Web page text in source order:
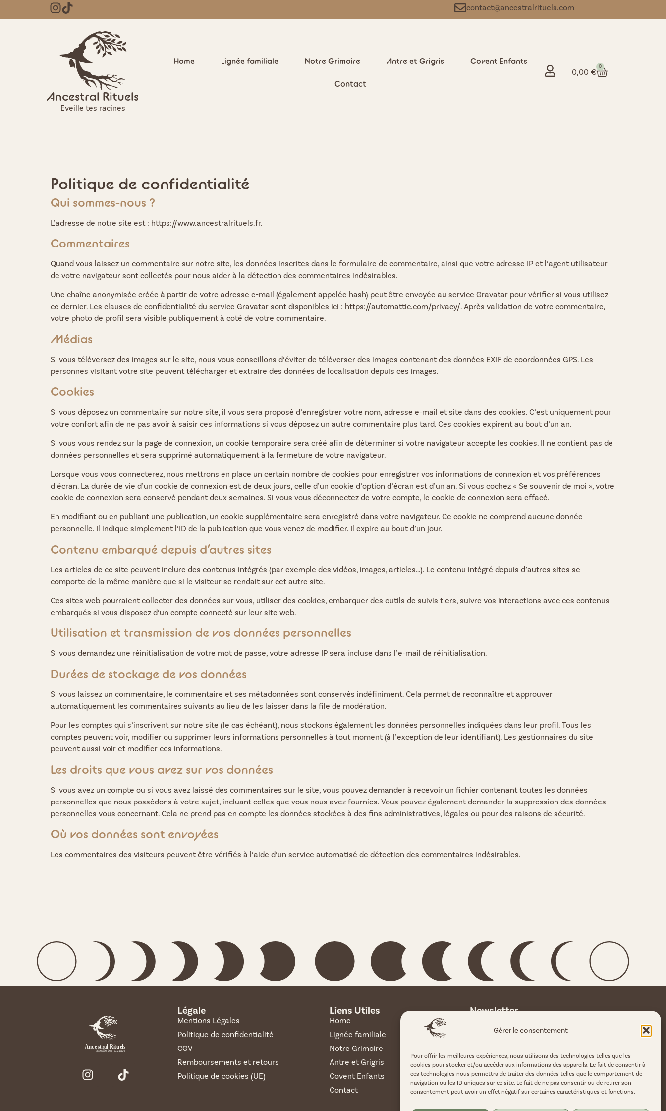
Gérer le consentement
Pour offrir les meilleures expériences, nous utilisons des technologies telles que les
cookies pour stocker et/ou accéder aux informations des appareils. Le fait de consentir à
ces technologies nous permettra de traiter des données telles que le comportement de
navigation ou les ID uniques sur ce site. Le fait de ne pas consentir ou de retirer son
consentement peut avoir un effet négatif sur certaines caractéristiques et fonctions.
contact@ancestralrituels.com
Ancestral Rituels
Eveille tes racines
Home Lignée familiale Notre Grimoire Antre et Grigris Covent Enfants
Contact
0,00 €
0
Politique de confidentialité
Qui sommes-nous ?
L’adresse de notre site est : https://www.ancestralrituels.fr.
Commentaires
Quand vous laissez un commentaire sur notre site, les données inscrites dans le formulaire de commentaire, ainsi que votre adresse IP et l’agent utilisateur
de votre navigateur sont collectés pour nous aider à la détection des commentaires indésirables.
Une chaîne anonymisée créée à partir de votre adresse e-mail (également appelée hash) peut être envoyée au service Gravatar pour vérifier si vous utilisez
ce dernier. Les clauses de confidentialité du service Gravatar sont disponibles ici : https://automattic.com/privacy/. Après validation de votre commentaire,
votre photo de profil sera visible publiquement à coté de votre commentaire.
Médias
Si vous téléversez des images sur le site, nous vous conseillons d’éviter de téléverser des images contenant des données EXIF de coordonnées GPS. Les
personnes visitant votre site peuvent télécharger et extraire des données de localisation depuis ces images.
Cookies
Si vous déposez un commentaire sur notre site, il vous sera proposé d’enregistrer votre nom, adresse e-mail et site dans des cookies. C’est uniquement pour
votre confort afin de ne pas avoir à saisir ces informations si vous déposez un autre commentaire plus tard. Ces cookies expirent au bout d’un an.
Si vous vous rendez sur la page de connexion, un cookie temporaire sera créé afin de déterminer si votre navigateur accepte les cookies. Il ne contient pas de
données personnelles et sera supprimé automatiquement à la fermeture de votre navigateur.
Lorsque vous vous connecterez, nous mettrons en place un certain nombre de cookies pour enregistrer vos informations de connexion et vos préférences
d’écran. La durée de vie d’un cookie de connexion est de deux jours, celle d’un cookie d’option d’écran est d’un an. Si vous cochez « Se souvenir de moi », votre
cookie de connexion sera conservé pendant deux semaines. Si vous vous déconnectez de votre compte, le cookie de connexion sera effacé.
En modifiant ou en publiant une publication, un cookie supplémentaire sera enregistré dans votre navigateur. Ce cookie ne comprend aucune donnée
personnelle. Il indique simplement l’ID de la publication que vous venez de modifier. Il expire au bout d’un jour.
Contenu embarqué depuis d’autres sites
Les articles de ce site peuvent inclure des contenus intégrés (par exemple des vidéos, images, articles…). Le contenu intégré depuis d’autres sites se
comporte de la même manière que si le visiteur se rendait sur cet autre site.
Ces sites web pourraient collecter des données sur vous, utiliser des cookies, embarquer des outils de suivis tiers, suivre vos interactions avec ces contenus
embarqués si vous disposez d’un compte connecté sur leur site web.
Utilisation et transmission de vos données personnelles
Si vous demandez une réinitialisation de votre mot de passe, votre adresse IP sera incluse dans l’e-mail de réinitialisation.
Durées de stockage de vos données
Si vous laissez un commentaire, le commentaire et ses métadonnées sont conservés indéfiniment. Cela permet de reconnaître et approuver
automatiquement les commentaires suivants au lieu de les laisser dans la file de modération.
Pour les comptes qui s’inscrivent sur notre site (le cas échéant), nous stockons également les données personnelles indiquées dans leur profil. Tous les
comptes peuvent voir, modifier ou supprimer leurs informations personnelles à tout moment (à l’exception de leur identifiant). Les gestionnaires du site
peuvent aussi voir et modifier ces informations.
Les droits que vous avez sur vos données
Si vous avez un compte ou si vous avez laissé des commentaires sur le site, vous pouvez demander à recevoir un fichier contenant toutes les données
personnelles que nous possédons à votre sujet, incluant celles que vous nous avez fournies. Vous pouvez également demander la suppression des données
personnelles vous concernant. Cela ne prend pas en compte les données stockées à des fins administratives, légales ou pour des raisons de sécurité.
Où vos données sont envoyées
Les commentaires des visiteurs peuvent être vérifiés à l’aide d’un service automatisé de détection des commentaires indésirables.
Légale
Mentions Légales
Politique de confidentialité
CGV
Remboursements et retours
Politique de cookies (UE)
Liens Utiles
Home
Lignée familiale
Notre Grimoire
Antre et Grigris
Covent Enfants
Contact
Newsletter
quotidien.